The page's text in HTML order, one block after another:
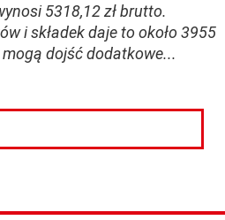
5318,12 zł brutto.
i składek daje to około 3955
dojść dodatkowe...